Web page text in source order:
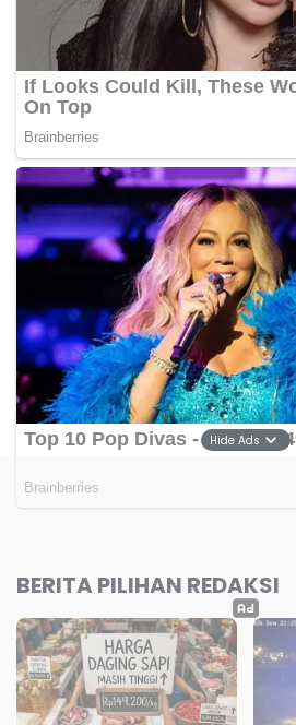
BERITA PILIHAN REDAKSI
Hide Ads